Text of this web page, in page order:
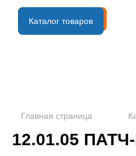
B2B портал
Каталог товаров
Главная страница
12.01.05